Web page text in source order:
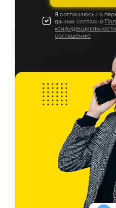
Я соглашаюсь на
данных согласно
конфиденциальности
соглашению